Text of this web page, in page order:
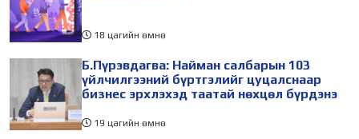
18 цагийн өмнө
Б.Пүрэвдагва: Найман салбарын 103
үйлчилгээний бүртгэлийг цуцалснаар
бизнес эрхлэхэд таатай нөхцөл бүрдэнэ
19 цагийн өмнө